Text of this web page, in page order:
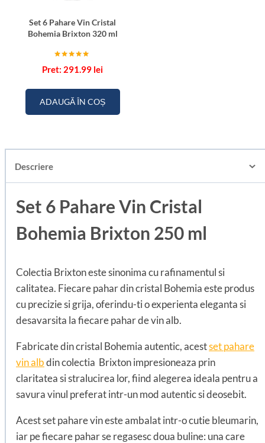
Set 6 Pahare Vin Cristal
Bohemia Brixton 320 ml
5.00
291.99 lei
ADAUGĂ ÎN COȘ
Descriere
Set 6 Pahare Vin Cristal
Bohemia Brixton 250 ml
Colectia Brixton este sinonima cu rafinamentul si
calitatea. Fiecare pahar din cristal Bohemia este produs
cu precizie si grija, oferindu-ti o experienta eleganta si
desavarsita la fiecare pahar de vin alb.
Fabricate din cristal Bohemia autentic, acestset pahare
vin albdin colectia Brixton impresioneaza prin
claritatea si stralucirea lor, fiind alegerea ideala pentru a
savura vinul preferat intr-un mod autentic si deosebit.
Acest set pahare vin este ambalat intr-o cutie bleumarin,
iar pe fiecare pahar se regasesc doua buline: una care